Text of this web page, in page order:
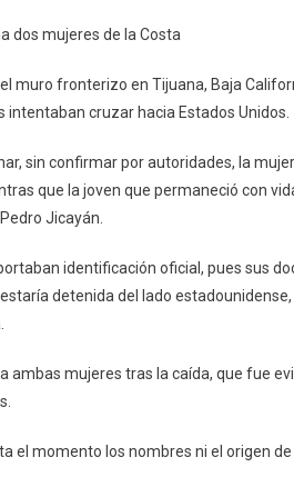
Del
Fronterizo
En
Dos
Mujeres
Costa
dos mujeres de la Costa
muro fronterizo en Tijuana, Baja
cruzar hacia Estados Unidos.
sin confirmar por autoridades, la
que la joven que permaneció con
Jicayán.
identificación oficial, pues sus
detenida del lado
ambas mujeres tras la caída, que fue
el momento los nombres ni el origen